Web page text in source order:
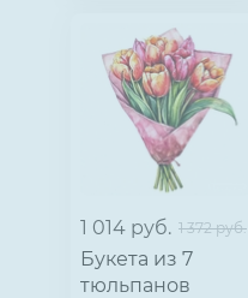
1 014 руб. 1 372 руб.
Букета из 7
тюльпанов